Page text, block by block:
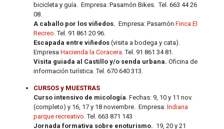
bicicleta y guía. Empresa: Pasamón Bikes. Tel. 663 44 26
08.
A caballo por los viñedos. Empresa: Pasamón Finca El
Recreo . Tel. 91 861 20 96.
Escapada entre viñedos(visita a bodega y cata).
Empresa Hacienda la Coracera . Tel. 91 861 34 81.
Visita guiada al Castillo y/o senda urbana. Oficina de
información turística. Tel. 670 640 313.
CURSOS y MUESTRAS
Curso intensivo de micología . Fechas: 9, 10 y 11 nov.
(completo) y 16, 17 y 18 noviembre. Empresa: Indiana
parque recreativo . Tel. 663 871 143
Jornada formativa sobre enoturismo. 19, 20 y 21